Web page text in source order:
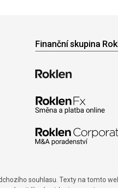
Finanční skupina
souhlasu. Texty na tomto